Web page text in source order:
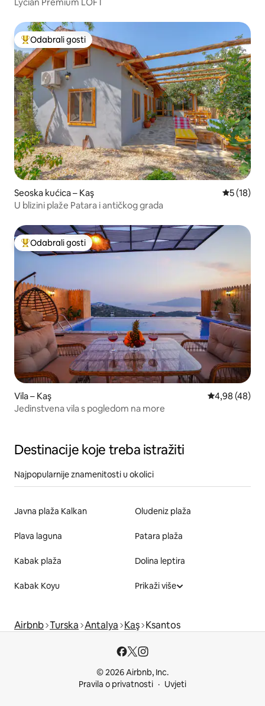
Među najviše rangiranima s oznakom „Odabrali gosti”
Odabrali gosti
Seoska kućica – Kaş Prosječna
5 (18)
U blizini plaže Patara i antičkog grada
Među najviše rangiranima s oznakom „Odabrali gosti”
Odabrali gosti
Vila – Kaş Prosječna
4,98 (48)
Jedinstvena vila s pogledom na more
Destinacije koje treba istražiti
Najpopularnije znamenitosti u okolici
Javna plaža Kalkan Oludeniz plaža
Plava laguna Patara plaža
Kabak plaža Dolina leptira
Kabak Koyu Prikaži više
Airbnb Turska Antalya Kaş Ksantos
© 2026 Airbnb, Inc.
Pravila o privatnosti
Uvjeti